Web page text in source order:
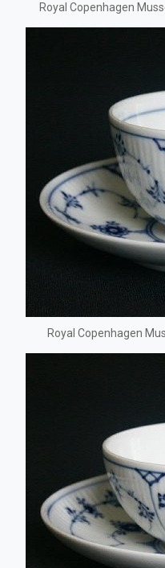
Royal Copenhagen
Royal Copenhagen